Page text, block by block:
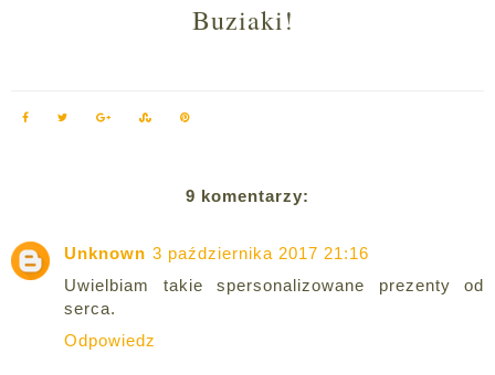
Buziaki!
9 komentarzy:
Unknown 3 października 2017 21:16
Uwielbiam takie spersonalizowane prezenty od
serca.
Odpowiedz